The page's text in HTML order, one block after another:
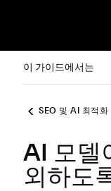
이 가이드에서는
SEO 및 AI 최적화
AI 모델
외하도